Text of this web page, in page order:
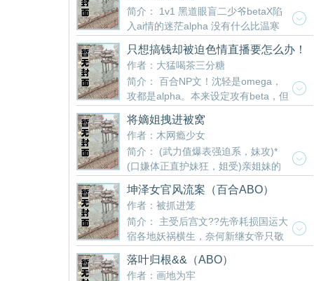
话请不要忘记向您QQ群和微博里的朋友推荐哦！
保beta在酒吧意外上了可怜小受，被后面与小受相ai的
老公们发现被“狠狠惩罚” ……… 各位书友要是觉得
《【快穿】总是发生蝴蝶效应》还不错的话请不要忘
记向您QQ群和微博里的朋友推荐哦！
唔，哥哥别这样（内心：不要因为我是一朵娇茶而怜
惜我） 苏禾－绿茶作jing受 心机绿茶，在线撩sao 苏
苏苏，攻宠受，he甜饼 PS：走肾走心，剧情与车车双
开，温馨无虐 非双xing，但有些世界里受受可能有大
nai 目前暂定的世界有： 【现代总裁文】孤苦无依大
nai保姆受X总裁（第一个世界，1v1） 苏禾：虽然可
以靠美貌，但我偏要靠自己的劳动 总裁：来，自己动
【星际ABO】娇纵小皇子1v2（战无不胜上将，表里不
一教官） 【娱乐圈】团宠小王子1v3其他三个队友 苏
禾：哥哥们，教教我唱歌跳舞好嘛 【校园】勤工俭学
小可怜X高冷禁欲系学霸1v1 我人穷志不穷呀 【末
世】治愈系小可ai（有nai）X三系异能大佬1v1 我只
nai哥哥一个人，哥哥要保护好我啊 各位书友要是觉得
《快穿小作jing》还不错的话请不要忘记向您QQ群和
微博里的朋友推荐哦！
简介： 1v1 黑道眼盲二少爷betaX陷
入ai情的迷茫alpha 没有什么比温寒
在他眼前更重要，他愿意用一生都来向他赎罪。 这一
次，沈渊林只是个陷入ai情的普通男人。 “温寒，我
好想你。” “真的。” ps:正文不虐可入，是1v1！ 会有
私设，不要介意，轻松看文 各位书友要是觉得《逆战
【ABO】》还不错的话请不要忘记向您QQ群和微博里
的朋友推荐哦！
只想搞钱却被迫色情直播要怎么办！
(ABO)
作者：大猛喝茶三分糖
简介： 百合NP文！沈轻是omega，
攻都是alpha。本来设定攻有beta，但
是后面写np就有点麻烦，所以都改成alpha了作为新世
纪的一名带货主播，沈轻每天兢兢业业gan活，力求最
大限度卖出金主爸爸们的产品。下播之后赶着回家的
沈轻一脚踩空，掉进了下水道，醒过来之后就绑定了
一个莫名其妙巨羞耻的系统！叮咚，001号色情直播系
统为您服务，亲ai的宿主，您的生命值还剩两天，为了
继续存活，请立刻开始直播任务吧~加油哦~ 虽然但
是，为什么直播还要说明尺寸、颜色、持久度和喜好
啊！阳光健气的警察姐姐/清冷温柔的老师/气场强大的
上司/高傲冷漠的总裁只想搞钱却被迫色情直播要怎么
办？？当然是躺平享受啊！沈轻的xing福生活即将开
启 各位书友要是觉得《只想搞钱却被迫色情直播要怎
将嫡姐拽进被窝
作者：木网瘾少女
简介： (武力值爆表强迫系，妹攻)*
(口嫌体正直护妹狂，姐受)亲姐妹的
禁忌之恋，虐甜，有rou有剧情，古风ABO苏浅(妹攻)
天赋卓越，然而不晓人lun，忤逆常纲不过静静看着苏
汐一会儿，就推着姐姐一把按到床榻上，只是这么看
着姐姐，roubang子都好硬。苏汐气得(被肏得)浑身发
抖(舒爽万分)，直骂她禽兽一次又一次地被强迫，苏汐
恨极这段yin暗的关系尤其，在那个禽兽要了她的身
子，要了她的心，却告诉她只是馋她身娇体软的时候
坤泽女官风流案（百合ABO）
作者：被抓进笼
简介： 主受后宫文??先帝耗损国运大
宿各地妖祸横生，奈何新继女帝只敬
天地不信鬼神，身为父母官的祝义当然选择为了百姓
而奉身自己。? 妖祸，不仅有妖，还有鬼魔jing怪。?
落叶归根&&（ABO）
作者：画地为牢